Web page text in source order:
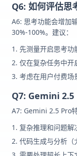
Q6: 如何评估思
A6: 思考功能会增加
30%-100%。建议：
先测量开启思考
仅在复杂任务中开
考虑在用户付费场
Q7: Gemini 2.5
A7: Gemini 2.5 Pro
复杂推理和问题解
代码生成与分析（